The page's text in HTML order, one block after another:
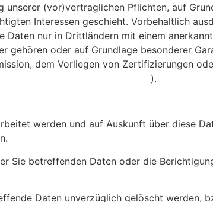
unserer (vor)vertraglichen Pflichten, auf
Interessen geschieht. Vorbehaltlich
nur in Drittländern mit einem
gehören oder auf Grundlage besonderer
dem Vorliegen von Zertifizierungen
).
werden und auf Auskunft über diese
Sie betreffenden Daten oder die
Daten unverzüglich gelöscht werden,